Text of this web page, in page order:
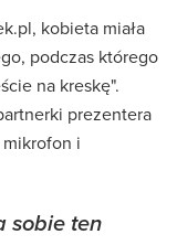
kobieta miała
podczas którego
na kreskę".
prezentera
i
sobie ten